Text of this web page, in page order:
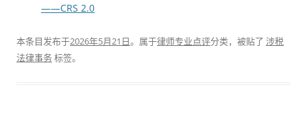
——CRS 2.0
本条目发布于2026年5月21日。属于律师专业点评分类，被贴了 涉税
法律事务标签。